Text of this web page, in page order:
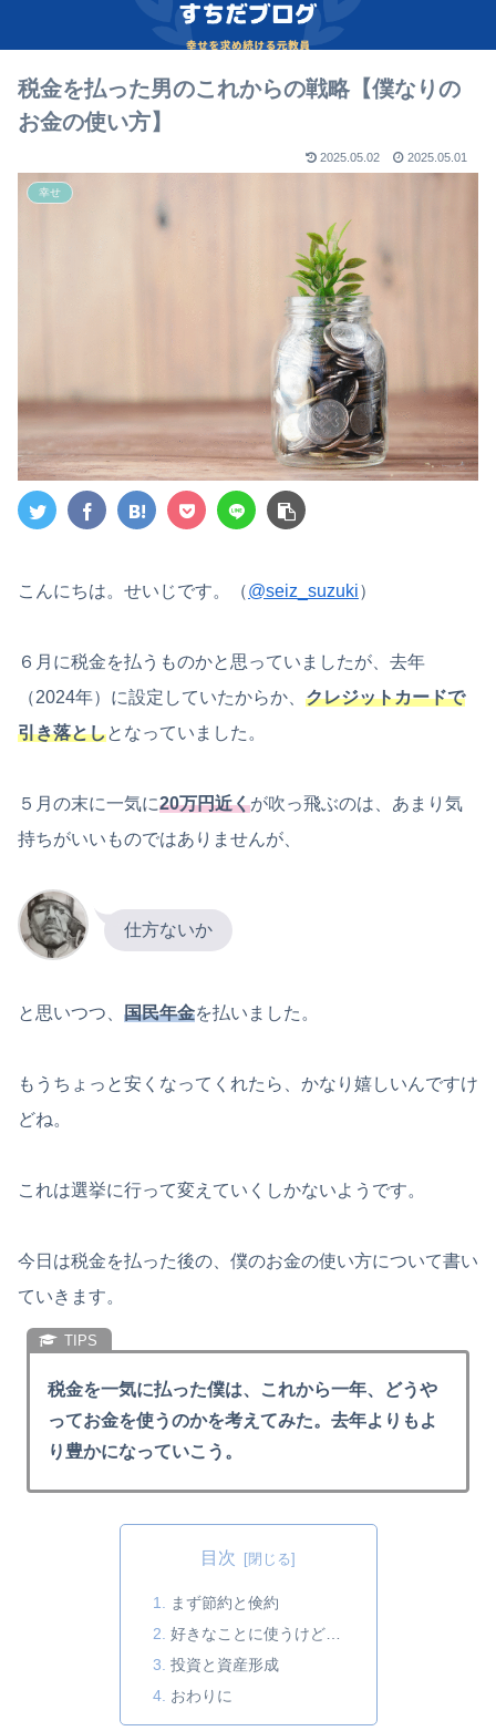
税金を払った男のこれからの戦略【僕なりの
お金の使い方】
2025.05.02 2025.05.01
幸せ
こんにちは。せいじです。（@seiz_suzuki）
６月に税金を払うものかと思っていましたが、去年
（2024年）に設定していたからか、 クレジットカードで
引き落としとなっていました。
５月の末に一気に20万円近くが吹っ飛ぶのは、あまり気
持ちがいいものではありませんが、
仕方ないか
と思いつつ、 国民年金を払いました。
もうちょっと安くなってくれたら、かなり嬉しいんですけ
どね。
これは選挙に行って変えていくしかないようです。
今日は税金を払った後の、僕のお金の使い方について書い
ていきます。
税金を一気に払った僕は、これから一年、どうや
ってお金を使うのかを考えてみた。去年よりもよ
り豊かになっていこう。
目次
まず節約と倹約
好きなことに使うけど…
投資と資産形成
おわりに